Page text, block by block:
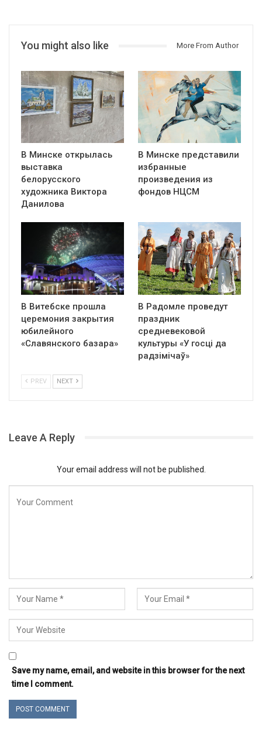
You might also like More From Author
В Минске открылась
выставка
белорусского
художника Виктора
Данилова
В Минске представили
избранные
произведения из
фондов НЦСМ
В Витебске прошла
церемония закрытия
юбилейного
«Славянского базара»
В Радомле проведут
праздник
средневековой
культуры «У госці да
радзімічаў»
PREV NEXT
Leave A Reply
Your email address will not be published.
Save my name, email, and website in this browser for the next
time I comment.